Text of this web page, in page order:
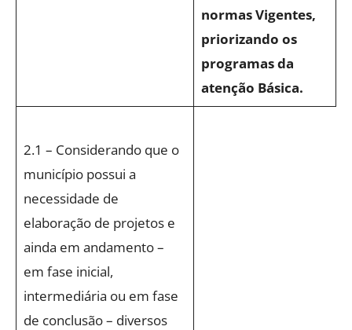
normas Vigentes,
priorizando os
programas da
atenção Básica.
2.1 – Considerando que o
município possui a
necessidade de
elaboração de projetos e
ainda em andamento –
em fase inicial,
intermediária ou em fase
de conclusão – diversos